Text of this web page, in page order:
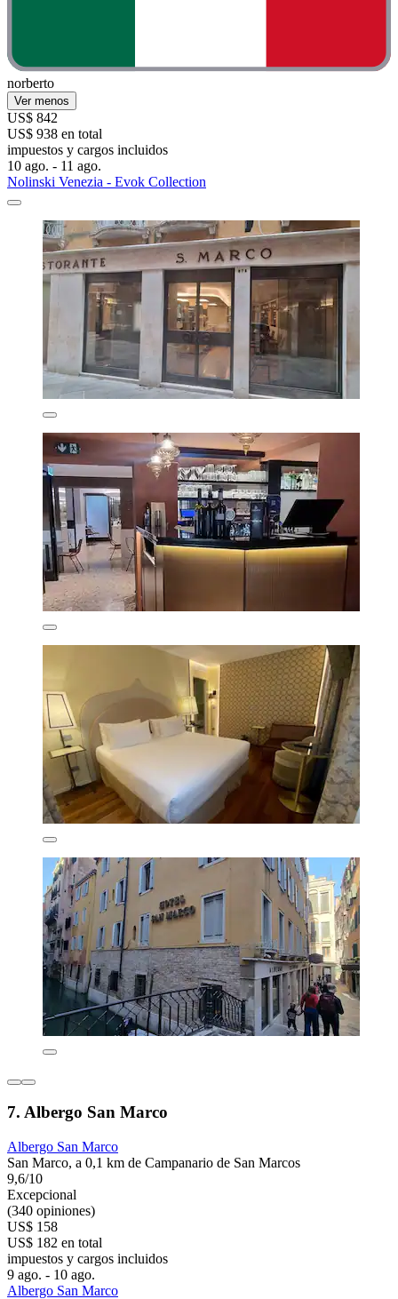
norberto
Ver menos
US$ 842
US$ 938 en total
impuestos y cargos incluidos
10 ago. - 11 ago.
Nolinski Venezia - Evok Collection
7. Albergo San Marco
Albergo San Marco
San Marco, a 0,1 km de Campanario de San Marcos
9,6/10
Excepcional
(340 opiniones)
US$ 158
US$ 182 en total
impuestos y cargos incluidos
9 ago. - 10 ago.
Albergo San Marco